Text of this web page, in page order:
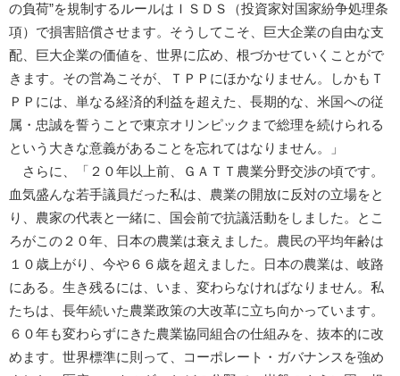
の負荷”を規制するルールはＩＳＤＳ（投資家対国家紛争処理条
項）で損害賠償させます。そうしてこそ、巨大企業の自由な支
配、巨大企業の価値を、世界に広め、根づかせていくことがで
きます。その営為こそが、ＴＰＰにほかなりません。しかもＴ
ＰＰには、単なる経済的利益を超えた、長期的な、米国への従
属・忠誠を誓うことで東京オリンピックまで総理を続けられる
という大きな意義があることを忘れてはなりません。」
さらに、「２０年以上前、ＧＡＴＴ農業分野交渉の頃です。
血気盛んな若手議員だった私は、農業の開放に反対の立場をと
り、農家の代表と一緒に、国会前で抗議活動をしました。とこ
ろがこの２０年、日本の農業は衰えました。農民の平均年齢は
１０歳上がり、今や６６歳を超えました。日本の農業は、岐路
にある。生き残るには、いま、変わらなければなりません。私
たちは、長年続いた農業政策の大改革に立ち向かっています。
６０年も変わらずにきた農業協同組合の仕組みを、抜本的に改
めます。世界標準に則って、コーポレート・ガバナンスを強め